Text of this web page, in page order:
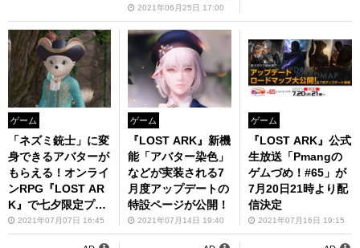
念のヤバすぎるキャ
ンペーン誕生秘話を
聞いた
2021年06月25日 17:00
ゲーム
「ネズミ銃士」に変
身できるアバターが
もらえる！オンライ
ンRPG『LOST AR
K』で七夕限定プチ
ログイン＆HotTime
イベント開催中
2021年07月07日 16:45
ゲーム
『LOST ARK』新機
能「アバター染色」
などが実装される7
月度アップデートの
特設ページが公開！
2021年07月14日 19:40
ゲーム
『LOST ARK』公式
生放送「Pmangの
ゲムづめ！#65」が
7月20日21時より配
信決定
2021年07月16日 19:15